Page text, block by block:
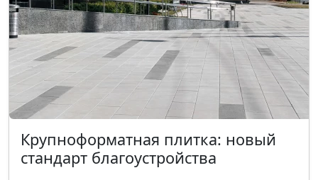
Крупноформатная плитка: новый
стандарт благоустройства